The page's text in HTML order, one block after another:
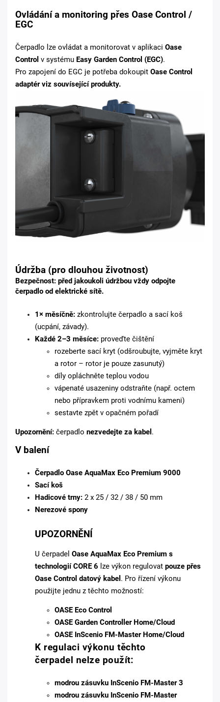
Ovládání a monitoring přes Oase Control /
EGC
Čerpadlo lze ovládat a monitorovat v aplikaci Oase
Control v systému Easy Garden Control (EGC).
Pro zapojení do EGC je potřeba dokoupit Oase Control
adaptér viz souvísející produkty.
Údržba (pro dlouhou životnost)
Bezpečnost: před jakoukoli údržbou vždy odpojte
čerpadlo od elektrické sítě.
1× měsíčně: zkontrolujte čerpadlo a sací koš
(ucpání, závady).
Každé 2–3 měsíce: proveďte čištění
rozeberte sací kryt (odšroubujte, vyjměte kryt
a rotor – rotor je pouze zasunutý)
díly opláchněte teplou vodou
vápenaté usazeniny odstraňte (např. octem
nebo přípravkem proti vodnímu kameni)
sestavte zpět v opačném pořadí
Upozornění: čerpadlo nezvedejte za kabel .
V balení
Čerpadlo Oase AquaMax Eco Premium 9000
Sací koš
Hadicové trny: 2 x 25 / 32 / 38 / 50 mm
Nerezové spony
UPOZORNĚNÍ
U čerpadel Oase AquaMax Eco Premium s
technologií CORE 6 lze výkon regulovat pouze přes
Oase Control datový kabel . Pro řízení výkonu
použijte jednu z těchto možností:
OASE Eco Control
OASE Garden Controller Home/Cloud
OASE InScenio FM-Master Home/Cloud
K regulaci výkonu těchto
čerpadel nelze použít:
modrou zásuvku InScenio FM-Master 3
modrou zásuvku InScenio FM-Master